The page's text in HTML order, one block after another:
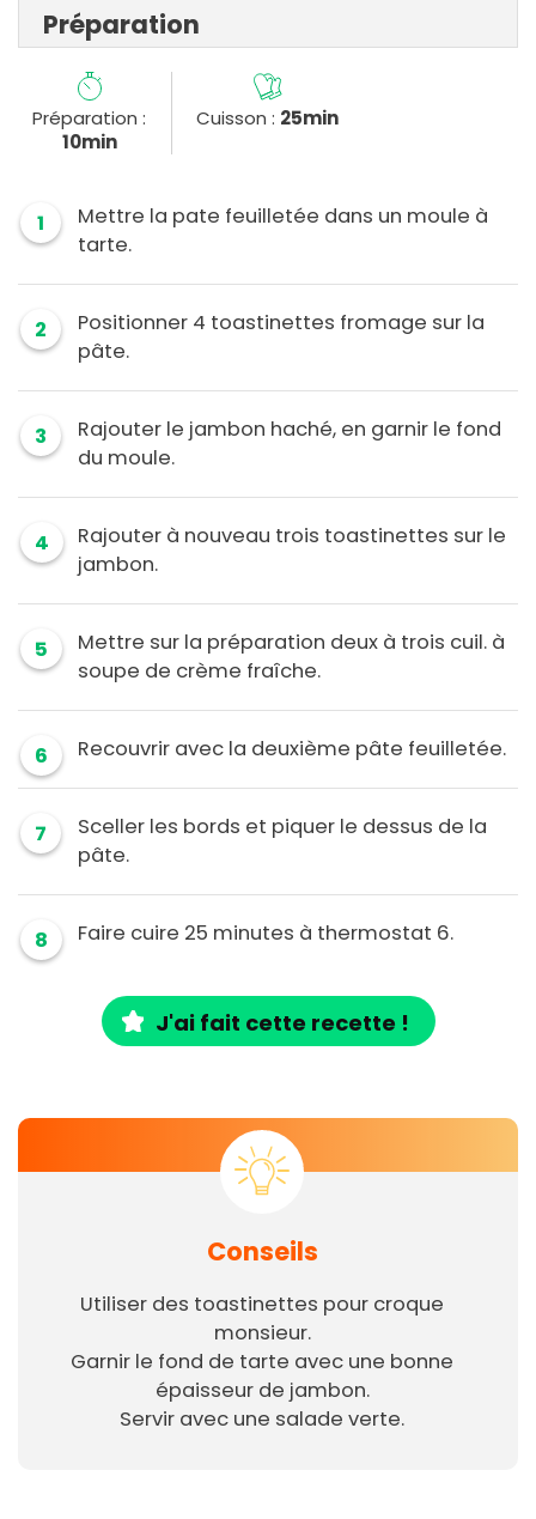
Préparation
Préparation :
10min
Cuisson : 25min
1
Mettre la pate feuilletée dans un moule à
tarte.
2
Positionner 4 toastinettes fromage sur la
pâte.
3
Rajouter le jambon haché, en garnir le fond
du moule.
4
Rajouter à nouveau trois toastinettes sur le
jambon.
5
Mettre sur la préparation deux à trois cuil. à
soupe de crème fraîche.
6 Recouvrir avec la deuxième pâte feuilletée.
7
Sceller les bords et piquer le dessus de la
pâte.
8 Faire cuire 25 minutes à thermostat 6.
J'ai fait cette recette !
Conseils
Utiliser des toastinettes pour croque
monsieur.
Garnir le fond de tarte avec une bonne
épaisseur de jambon.
Servir avec une salade verte.